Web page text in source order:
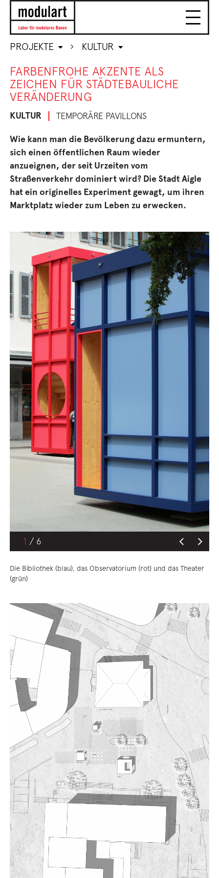
PROJEKTE KULTUR
FARBENFROHE AKZENTE ALS
ZEICHEN FÜR STÄDTEBAULICHE
VERÄNDERUNG
KULTUR TEMPORÄRE PAVILLONS
Wie kann man die Bevölkerung dazu ermuntern,
sich einen öffentlichen Raum wieder
anzueignen, der seit Urzeiten vom
Straßenverkehr dominiert wird? Die Stadt Aigle
hat ein originelles Experiment gewagt, um ihren
Marktplatz wieder zum Leben zu erwecken.
1
Die Bibliothek (blau), das Observatorium (rot) und das Theater
(grün)